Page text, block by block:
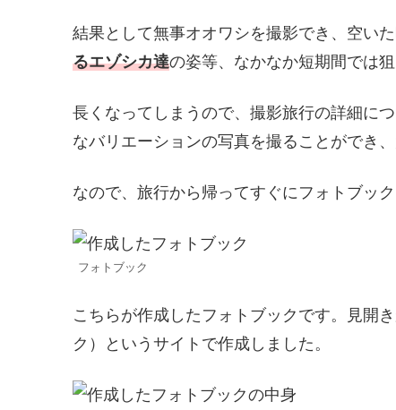
結果として無事オオワシを撮影でき、空い
るエゾシカ達の姿等、なかなか短期間では
長くなってしまうので、撮影旅行の詳細に
なバリエーションの写真を撮ることができ
なので、旅行から帰ってすぐにフォトブック
フォトブック
こちらが作成したフォトブックです。見開
ク）というサイトで作成しました。